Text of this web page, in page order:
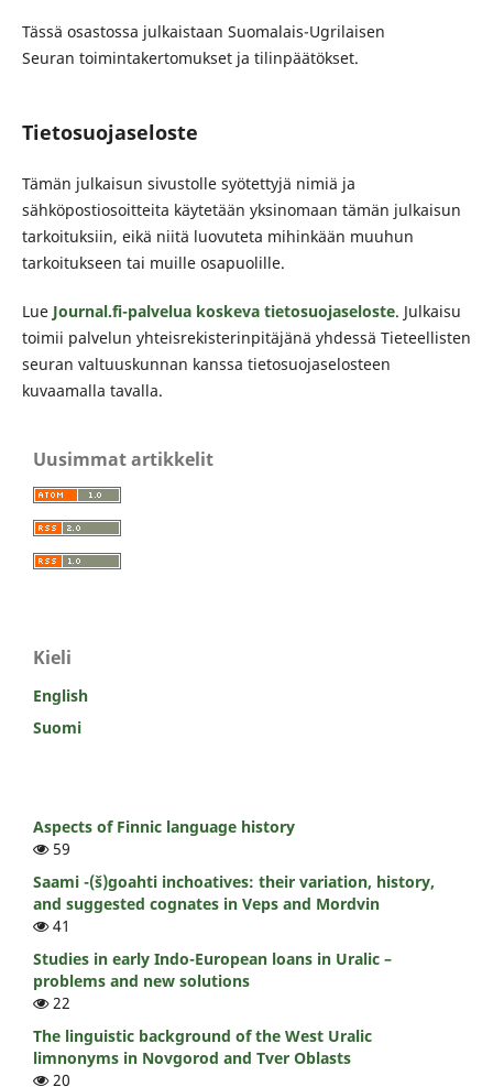
Tässä osastossa julkaistaan Suomalais-Ugrilaisen
Seuran toimintakertomukset ja tilinpäätökset.
Tietosuojaseloste
Tämän julkaisun sivustolle syötettyjä nimiä ja
sähköpostiosoitteita käytetään yksinomaan tämän julkaisun
tarkoituksiin, eikä niitä luovuteta mihinkään muuhun
tarkoitukseen tai muille osapuolille.
Lue Journal.fi-palvelua koskeva tietosuojaseloste. Julkaisu
toimii palvelun yhteisrekisterinpitäjänä yhdessä Tieteellisten
seuran valtuuskunnan kanssa tietosuojaselosteen
kuvaamalla tavalla.
Uusimmat artikkelit
Kieli
English
Suomi
Aspects of Finnic language history
59
Saami -(š)goahti inchoatives: their variation, history,
and suggested cognates in Veps and Mordvin
41
Studies in early Indo-European loans in Uralic –
problems and new solutions
22
The linguistic background of the West Uralic
limnonyms in Novgorod and Tver Oblasts
20